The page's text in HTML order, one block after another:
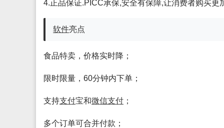
4.正品保证.PICC承保,安全有保障,让消费者购买更
软件亮点
食品特卖，价格实时降；
限时限量，60分钟内下单；
支持支付宝和微信支付 ；
多个订单可合并付款；